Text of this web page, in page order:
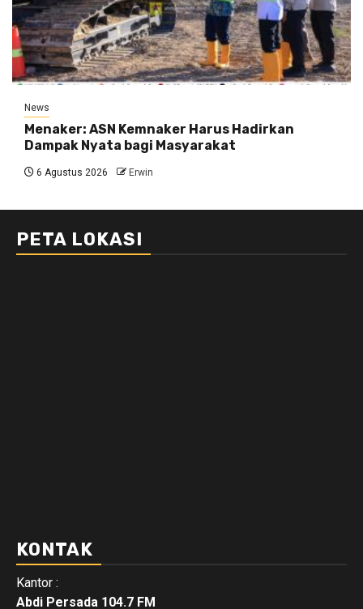
News
Menaker: ASN Kemnaker Harus Hadirkan
Dampak Nyata bagi Masyarakat
6 Agustus 2026 Erwin
PETA LOKASI
KONTAK
Kantor :
Abdi Persada 104.7 FM